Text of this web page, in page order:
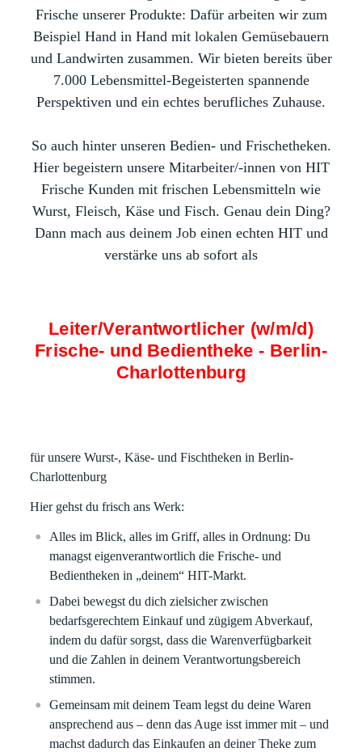
Frische unserer Produkte: Dafür arbeiten wir zum
Beispiel Hand in Hand mit lokalen Gemüsebauern
und Landwirten zusammen. Wir bieten bereits über
7.000 Lebensmittel-Begeisterten spannende
Perspektiven und ein echtes berufliches Zuhause.
So auch hinter unseren Bedien- und Frischetheken.
Hier begeistern unsere Mitarbeiter/-innen von HIT
Frische Kunden mit frischen Lebensmitteln wie
Wurst, Fleisch, Käse und Fisch. Genau dein Ding?
Dann mach aus deinem Job einen echten HIT und
verstärke uns ab sofort als
Leiter/Verantwortlicher (w/m/d)
Frische- und Bedientheke - Berlin-
Charlottenburg
für unsere Wurst-, Käse- und Fischtheken in Berlin-
Charlottenburg
Hier gehst du frisch ans Werk:
Alles im Blick, alles im Griff, alles in Ordnung: Du
managst eigenverantwortlich die Frische- und
Bedientheken in „deinem“ HIT-Markt.
Dabei bewegst du dich zielsicher zwischen
bedarfsgerechtem Einkauf und zügigem Abverkauf,
indem du dafür sorgst, dass die Warenverfügbarkeit
und die Zahlen in deinem Verantwortungsbereich
stimmen.
Gemeinsam mit deinem Team legst du deine Waren
ansprechend aus – denn das Auge isst immer mit – und
machst dadurch das Einkaufen an deiner Theke zum